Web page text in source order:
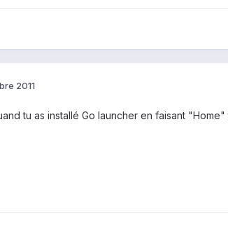
2011
tu as installé Go launcher en faisant